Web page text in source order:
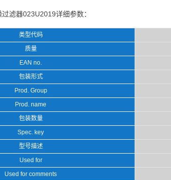
滤器023U2019详细参数：
类型代码
质量
EAN no.
包装形式
Prod. Group
Prod. name
包装数量
Spec. key
型号描述
Used for
Used for comments